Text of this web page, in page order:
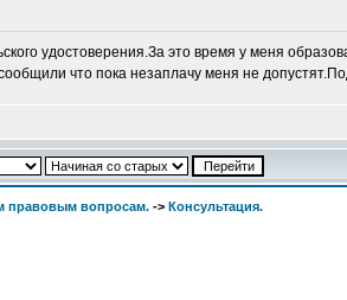
удостоверения.За это время у меня
что пока незаплачу меня не
правовым вопросам. -> Консультация.